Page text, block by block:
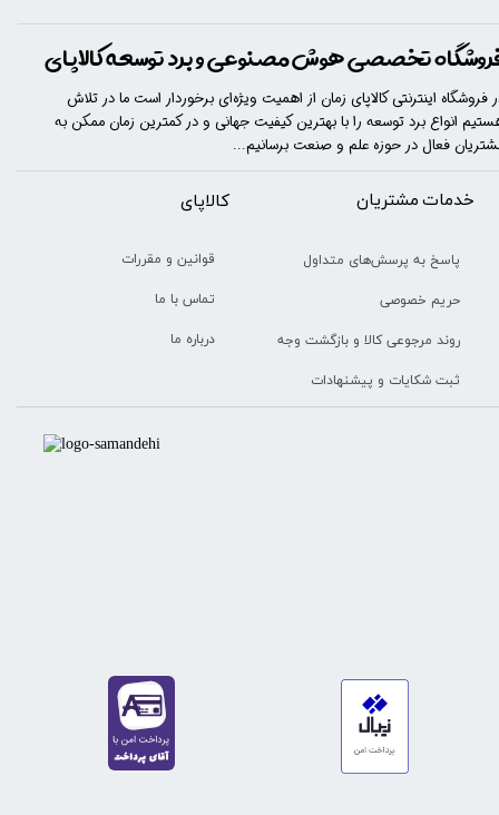
خدمات مشتریان
پاسخ به پرسش‌های متداول
حریم خصوصی
روند مرجوعی کالا و بازگشت وجه
ثبت شکایات و پیشنهادات
​​کالاپای
قوانین و مقررات
تماس با ما
درباره ما
تخصصی هوش مصنوعی و برد توسعه کالاپای
فروشگاه اینترنتی کالاپای زمان از اهمیت ویژه‌ای برخوردار است ما در تلاش
انواع برد توسعه را با​​​ بهترین کیفیت جهانی و در کمترین زمان ممکن به
فعال در حوزه علم و صنعت برسانیم...